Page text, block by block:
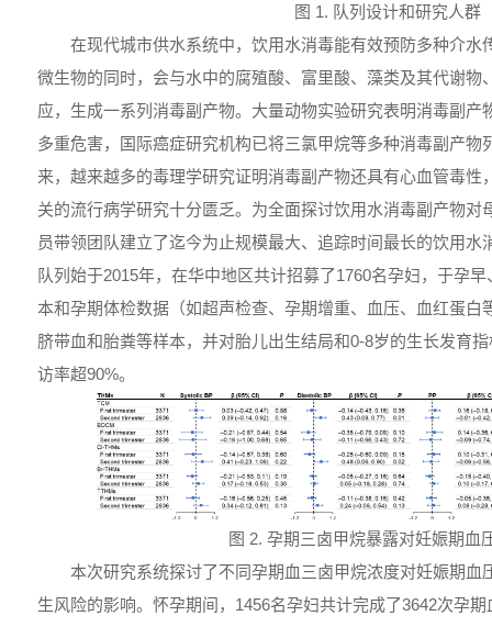
图 1. 队列设计和研究人群
在现代城市供水系统中，饮用水消毒能有效预防多种介水
微生物的同时，会与水中的腐殖酸、富里酸、藻类及其代谢物
应，生成一系列消毒副产物。大量动物实验研究表明消毒副产
多重危害，国际癌症研究机构已将三氯甲烷等多种消毒副产物
来，越来越多的毒理学研究证明消毒副产物还具有心血管毒性
关的流行病学研究十分匮乏。为全面探讨饮用水消毒副产物对
员带领团队建立了迄今为止规模最大、追踪时间最长的饮用水
队列始于2015年，在华中地区共计招募了1760名孕妇，于孕
本和孕期体检数据（如超声检查、孕期增重、血压、血红蛋白
脐带血和胎粪等样本，并对胎儿出生结局和0-8岁的生长发育
访率超90%。
图 2. 孕期三卤甲烷暴露对妊娠期血
本次研究系统探讨了不同孕期血三卤甲烷浓度对妊娠期血
生风险的影响。怀孕期间，1456名孕妇共计完成了3642次孕